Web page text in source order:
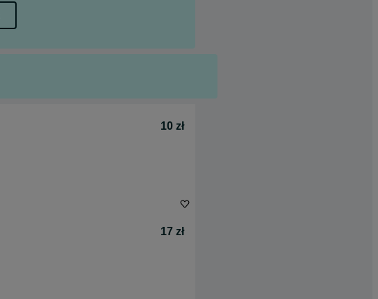
10 zł
17 zł